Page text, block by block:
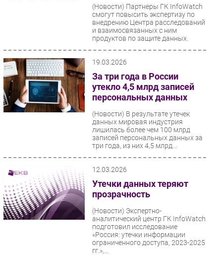
(Новости) Партнеры ГК InfoWatch
смогут повысить экспертизу по
внедрению Центра расследований
и взаимосвязанных с ним
продуктов по защите данных.
19.03.2026
За три года в России
утекло 4,5 млрд записей
персональных данных
(Новости) В результате утечек
данных мировая индустрия
лишилась более чем 100 млрд
записей персональных данных за
три года, из них 4,5 млрд...
12.03.2026
Утечки данных теряют
прозрачность
(Новости) Экспертно-
аналитический центр ГК InfoWatch
подготовил исследование
«Россия: утечки информации
ограниченного доступа, 2023-2025
гг.»,...